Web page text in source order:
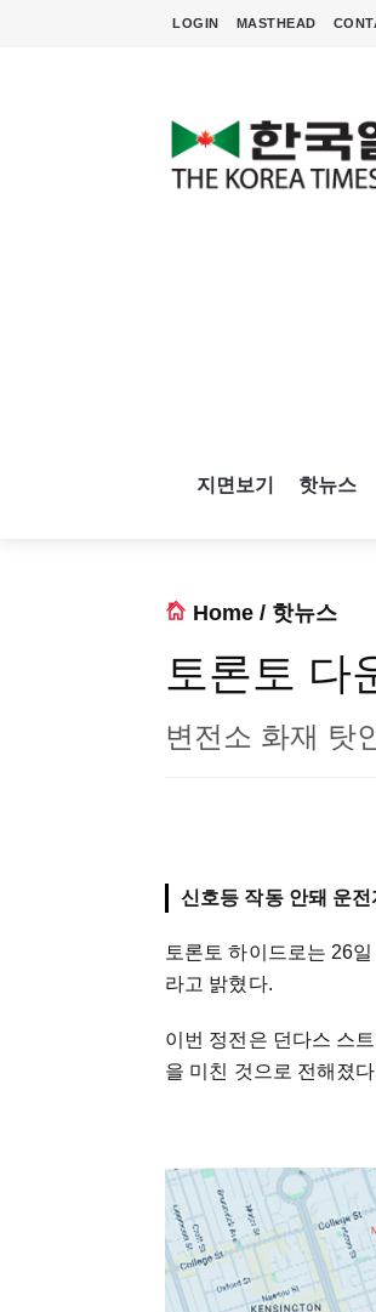
LOGIN MASTHEAD
지면보기 핫뉴스
Home / 핫뉴스
토론토 다
변전소 화재 탓
신호등 작동 안돼 운전
토론토 하이드로는 26
라고 밝혔다.
이번 정전은 던다스 스
을 미친 것으로 전해졌